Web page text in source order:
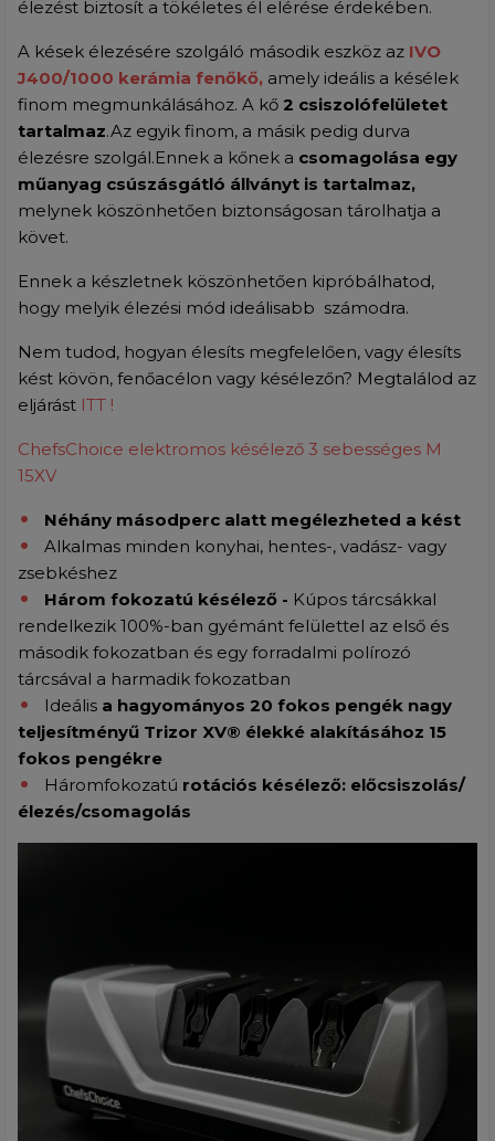
élezést biztosít a tökéletes él elérése érdekében.
A kések élezésére szolgáló második eszköz az IVO
J400/1000 kerámia fenőkő, amely ideális a késélek
finom megmunkálásához. A kő 2 csiszolófelületet
tartalmaz.Az egyik finom, a másik pedig durva
élezésre szolgál.Ennek a kőnek a csomagolása egy
műanyag csúszásgátló állványt is tartalmaz,
melynek köszönhetően biztonságosan tárolhatja a
követ.
Ennek a készletnek köszönhetően kipróbálhatod,
hogy melyik élezési mód ideálisabb számodra.
Nem tudod, hogyan élesíts megfelelően, vagy élesíts
kést kövön, fenőacélon vagy késélezőn? Megtalálod az
eljárást ITT !
ChefsChoice elektromos késélező 3 sebességes M
15XV
Néhány másodperc alatt megélezheted a kést
Alkalmas minden konyhai, hentes-, vadász- vagy
zsebkéshez
Három fokozatú késélező - Kúpos tárcsákkal
rendelkezik 100%-ban gyémánt felülettel az első és
második fokozatban és egy forradalmi polírozó
tárcsával a harmadik fokozatban
Ideális a hagyományos 20 fokos pengék nagy
teljesítményű Trizor XV® élekké alakításához 15
fokos pengékre
Háromfokozatú rotációs késélező: előcsiszolás/
élezés/csomagolás